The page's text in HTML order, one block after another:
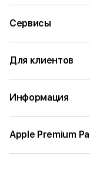
Сервисы
Для клиентов
Информация
Apple Premium